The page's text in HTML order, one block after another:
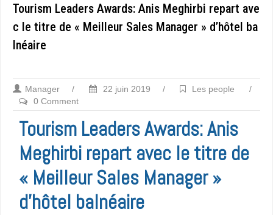
Tourism Leaders Awards: Anis Meghirbi repart ave
c le titre de « Meilleur Sales Manager » d’hôtel ba
lnéaire
Manager / 22 juin 2019 / Les people
/
0 Comment
Tourism Leaders Awards: Anis
Meghirbi repart avec le titre de
« Meilleur Sales Manager »
d’hôtel balnéaire